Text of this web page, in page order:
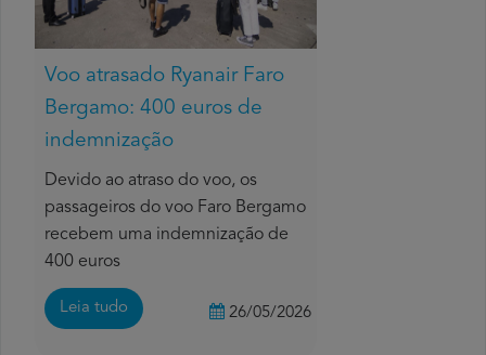
Voo atrasado Ryanair Faro
Bergamo: 400 euros de
indemnização
Devido ao atraso do voo, os
passageiros do voo Faro Bergamo
recebem uma indemnização de
400 euros
Leia tudo 26/05/2026